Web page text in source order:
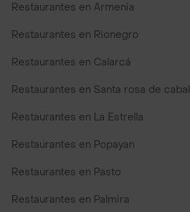
Restaurantes en Armenia
Restaurantes en Rionegro
Restaurantes en Calarcá
Restaurantes en Santa rosa de cabal
Restaurantes en La Estrella
Restaurantes en Popayan
Restaurantes en Pasto
Restaurantes en Palmira